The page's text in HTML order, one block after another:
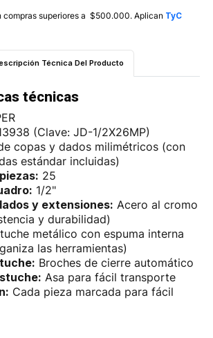
compras superiores a $500.000. Aplican TyC
Técnica Del Producto
técnicas
(Clave: JD-1/2X26MP)
copas y dados milimétricos (con
estándar incluidas)
25
1/2"
y extensiones: Acero al cromo
y durabilidad)
metálico con espuma interna
las herramientas)
Broches de cierre automático
Asa para fácil transporte
Cada pieza marcada para fácil